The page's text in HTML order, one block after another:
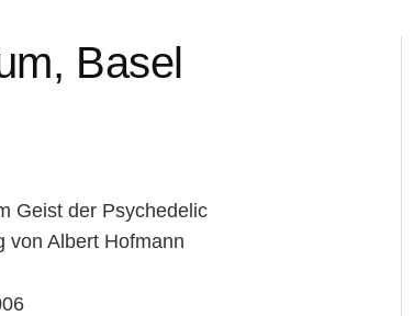
Basel
Geist der Psychedelic
von Albert Hofmann